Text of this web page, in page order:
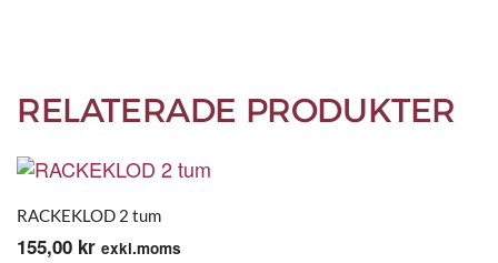
RELATERADE PRODUKTER
RACKEKLOD 2 tum
155,00 kr exkl.moms